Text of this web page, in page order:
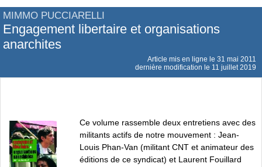
MIMMO PUCCIARELLI
Engagement libertaire et organisations
anarchites
Article mis en ligne le 31 mai 2011
dernière modification le 11 juillet 2019
Ce volume rassemble deux entretiens avec des
militants actifs de notre mouvement : Jean-
Louis Phan-Van (militant CNT et animateur des
éditions de ce syndicat) et Laurent Fouillard